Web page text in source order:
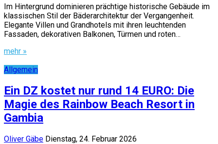
Im Hintergrund dominieren prächtige historische Gebäude im
klassischen Stil der Bäderarchitektur der Vergangenheit.
Elegante Villen und Grandhotels mit ihren leuchtenden
Fassaden, dekorativen Balkonen, Türmen und roten…
mehr »
Allgemein
Ein DZ kostet nur rund 14 EURO: Die
Magie des Rainbow Beach Resort in
Gambia
Oliver Gäbe Dienstag, 24. Februar 2026